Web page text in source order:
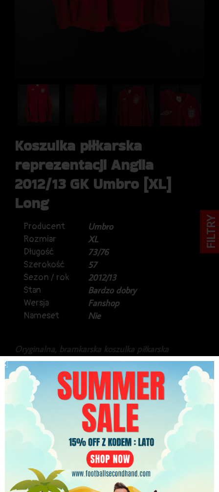
Koszulka piłkarska
reprezentacji Anglia
2012/13 GK Umbro [XL]
Long
Producent
Umbro
Rozmiar
XL
Długość
73/76
Szerokość
57
Sezon / rok
2012/13
Stan
Bardzo dobry
Wersja
Fanshop
Nameset
Nie
Oryginalna, bramkarska koszulka piłkarska
reprezentacji Anglia, z lat 2012/13.
Produkt marki Umbro, w wersji na długi rękaw.
Stan bardzo dobry.
199.99
Najniższa cena w ciągu ostatnich 30 dni: 199.99zł
FILTRY